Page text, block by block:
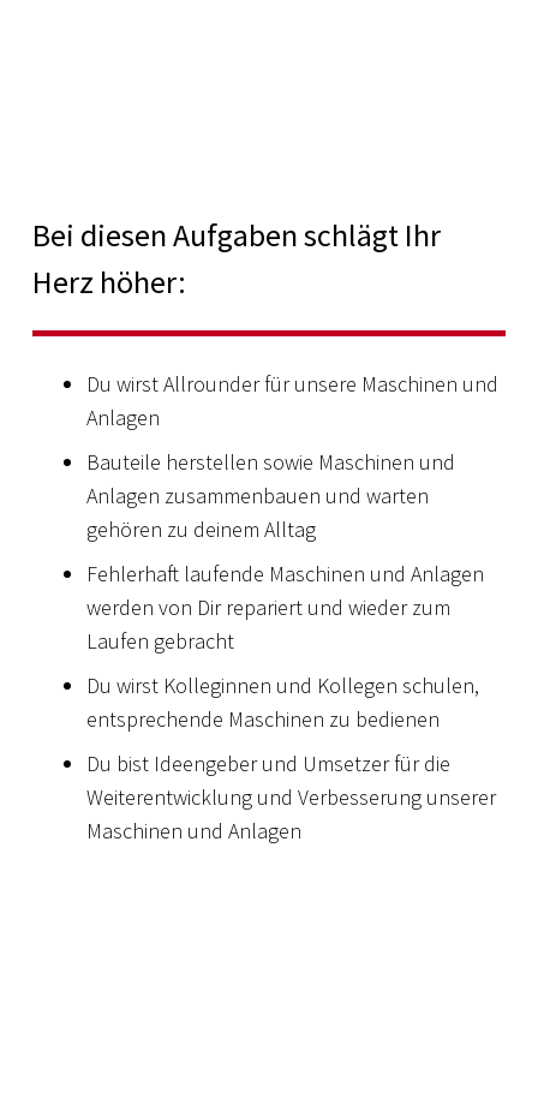
Bei diesen Aufgaben schlägt Ihr
Herz höher:
Du wirst Allrounder für unsere Maschinen und
Anlagen
Bauteile herstellen sowie Maschinen und
Anlagen zusammenbauen und warten
gehören zu deinem Alltag
Fehlerhaft laufende Maschinen und Anlagen
werden von Dir repariert und wieder zum
Laufen gebracht
Du wirst Kolleginnen und Kollegen schulen,
entsprechende Maschinen zu bedienen
Du bist Ideengeber und Umsetzer für die
Weiterentwicklung und Verbesserung unserer
Maschinen und Anlagen